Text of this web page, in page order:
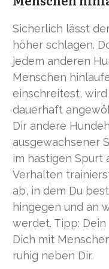
Sicherlich lässt
höher schlagen.
jedem anderen
Menschen
einschreitest,
dauerhaft
Dir andere
ausgewachsener
im hastigen Spurt
Verhalten
ab, in dem Du
hingegen und an
werdet. Tipp: Dein
Dich mit
ruhig neben Dir.